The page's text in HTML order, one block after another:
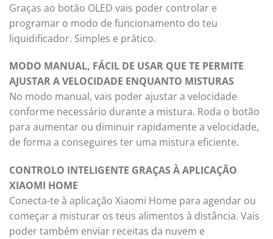
Graças ao botão OLED vais poder controlar e
programar o modo de funcionamento do teu
liquidificador. Simples e prático.
MODO MANUAL, FÁCIL DE USAR QUE TE PERMITE
AJUSTAR A VELOCIDADE ENQUANTO MISTURAS
No modo manual, vais poder ajustar a velocidade
conforme necessário durante a mistura. Roda o botão
para aumentar ou diminuir rapidamente a velocidade,
de forma a conseguires ter uma mistura eficiente.
CONTROLO INTELIGENTE GRAÇAS À APLICAÇÃO
XIAOMI HOME
Conecta-te à aplicação Xiaomi Home para agendar ou
começar a misturar os teus alimentos à distância. Vais
poder também enviar receitas da nuvem e